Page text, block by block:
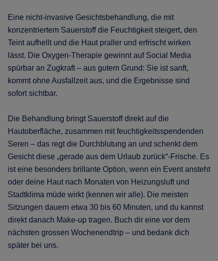
Eine nicht-invasive Gesichtsbehandlung, die mit
konzentriertem Sauerstoff die Feuchtigkeit steigert, den
Teint aufhellt und die Haut praller und erfrischt wirken
lässt. Die Oxygen-Therapie gewinnt auf Social Media
spürbar an Zugkraft – aus gutem Grund: Sie ist sanft,
kommt ohne Ausfallzeit aus, und die Ergebnisse sind
sofort sichtbar.
Die Behandlung bringt Sauerstoff direkt auf die
Hautoberfläche, zusammen mit feuchtigkeitsspendenden
Seren – das regt die Durchblutung an und schenkt dem
Gesicht diese „gerade aus dem Urlaub zurück“-Frische. Es
ist eine besonders brillante Option, wenn ein Event ansteht
oder deine Haut nach Monaten von Heizungsluft und
Stadtklima müde wirkt (kennen wir alle). Die meisten
Sitzungen dauern etwa 30 bis 60 Minuten, und du kannst
direkt danach Make-up tragen. Buch dir eine vor dem
nächsten grossen Wochenendtrip – und bedank dich
später bei uns.